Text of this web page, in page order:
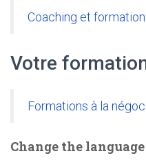
Coaching et formation
Votre
Formations à la
Change the language